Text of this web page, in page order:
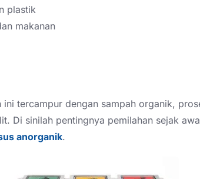
plastik
makanan
ini tercampur dengan sampah organik,
Di sinilah pentingnya pemilahan sejak
anorganik.